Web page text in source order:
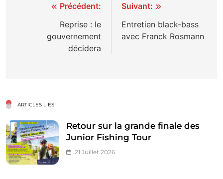
Navigation
l’article
Précédent:
Reprise : le
gouvernement
décidera
Suivant:
Entretien black-bass
avec Franck Rosmann
ARTICLES LIÉS
Retour sur la grande finale des
Junior Fishing Tour
21 Juillet 2026